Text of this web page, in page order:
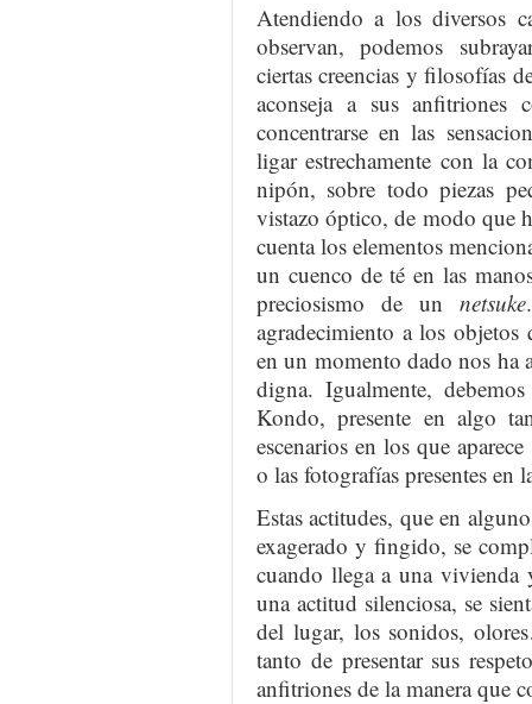
Atendiendo a los diversos
observan, podemos
ciertas creencias y filosofías
aconseja a sus anfitriones
concentrarse en las
ligar estrechamente con la
nipón, sobre todo piezas
vistazo óptico, de modo que
cuenta los elementos
un cuenco de té en las
preciosismo de unnetsuke
agradecimiento a los
en un momento dado nos ha
digna. Igualmente,
Kondo, presente en algo
escenarios en los que
o las fotografías presentes
Estas actitudes, que en
exagerado y fingido, se
cuando llega a una vivienda
una actitud silenciosa, se
del lugar, los sonidos,
tanto de presentar sus
anfitriones de la manera que